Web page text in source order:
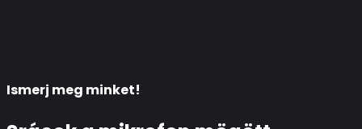
Ismerj meg minket!